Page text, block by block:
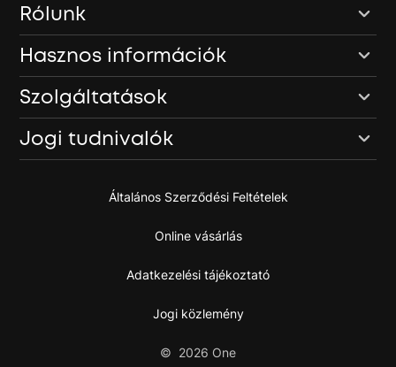
Rólunk
Hasznos információk
Szolgáltatások
Jogi tudnivalók
Általános Szerződési Feltételek
Online vásárlás
Adatkezelési tájékoztató
Jogi közlemény
© 2026 One